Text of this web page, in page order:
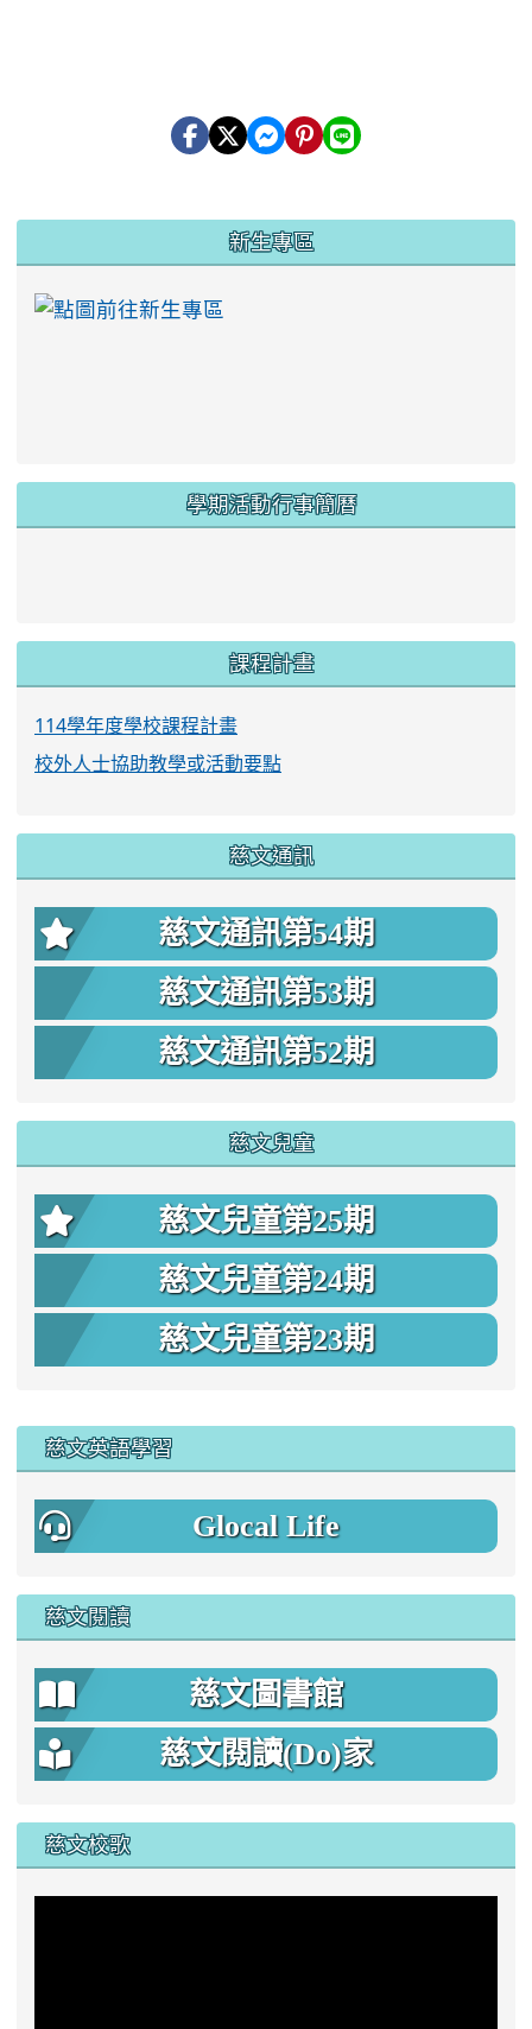
新生專區
學期活動行事簡曆
課程計畫
114學年度學校課程計畫
校外人士協助教學或活動要點
慈文通訊
慈文通訊第54期
慈文通訊第53期
慈文通訊第52期
慈文兒童
慈文兒童第25期
慈文兒童第24期
慈文兒童第23期
慈文英語學習
Glocal Life
慈文閱讀
慈文圖書館
慈文閱讀(Do)家
慈文校歌